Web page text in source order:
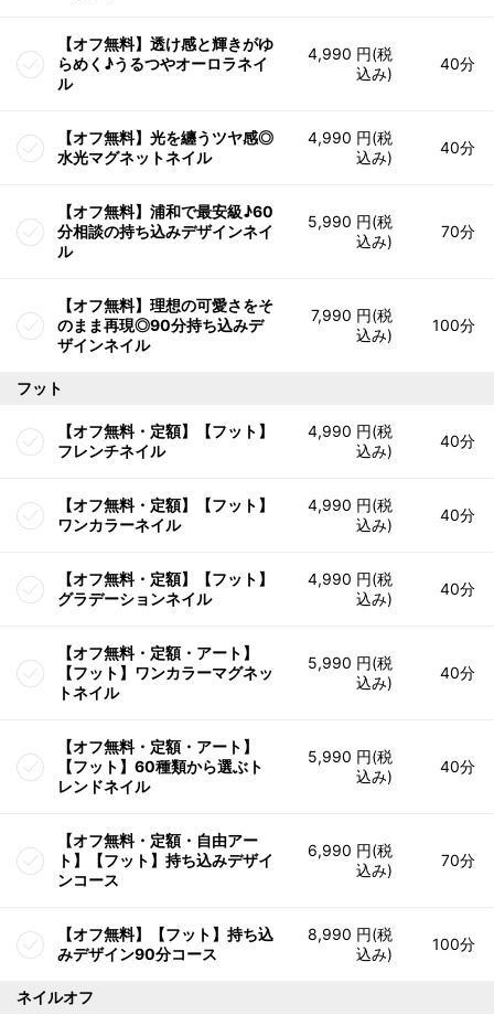
【オフ無料】透け感と輝きがゆ
らめく♪うるつやオーロラネイ
ル
4,990 円(税
込み)
40分
【オフ無料】光を纏うツヤ感◎
水光マグネットネイル
4,990 円(税
込み)
40分
【オフ無料】浦和で最安級♪60
分相談の持ち込みデザインネイ
ル
5,990 円(税
込み)
70分
【オフ無料】理想の可愛さをそ
のまま再現◎90分持ち込みデ
ザインネイル
7,990 円(税
込み)
100分
フット
【オフ無料・定額】【フット】
フレンチネイル
4,990 円(税
込み)
40分
【オフ無料・定額】【フット】
ワンカラーネイル
4,990 円(税
込み)
40分
【オフ無料・定額】【フット】
グラデーションネイル
4,990 円(税
込み)
40分
【オフ無料・定額・アート】
【フット】ワンカラーマグネッ
トネイル
5,990 円(税
込み)
40分
【オフ無料・定額・アート】
【フット】60種類から選ぶト
レンドネイル
5,990 円(税
込み)
40分
【オフ無料・定額・自由アー
ト】【フット】持ち込みデザイ
ンコース
6,990 円(税
込み)
70分
【オフ無料】【フット】持ち込
みデザイン90分コース
8,990 円(税
込み)
100分
ネイルオフ